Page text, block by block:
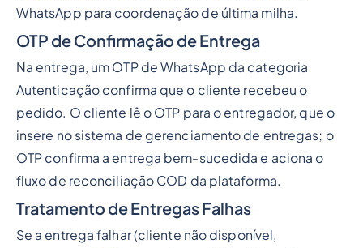
WhatsApp para coordenação de última milha.
OTP de Confirmação de Entrega
Na entrega, um OTP de WhatsApp da categoria
Autenticação confirma que o cliente recebeu o
pedido. O cliente lê o OTP para o entregador, que o
insere no sistema de gerenciamento de entregas; o
OTP confirma a entrega bem-sucedida e aciona o
fluxo de reconciliação COD da plataforma.
Tratamento de Entregas Falhas
Se a entrega falhar (cliente não disponível,